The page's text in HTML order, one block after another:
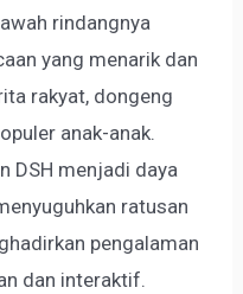
rindangnya
yang menarik dan
rakyat, dongeng
anak-anak.
DSH menjadi daya
ratusan
pengalaman
dan interaktif.